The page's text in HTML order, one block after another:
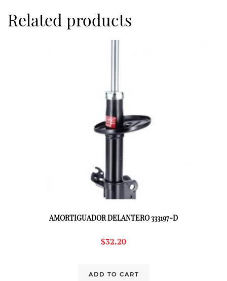
Related products
AMORTIGUADOR DELANTERO 333197-D
$32.20
ADD TO CART